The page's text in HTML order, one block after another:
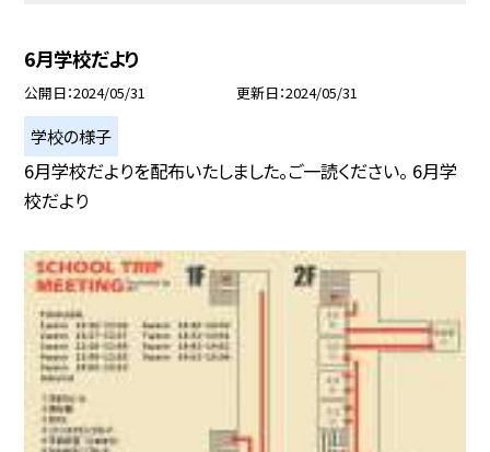
6月学校だより
公開日 2024/05/31 更新日 2024/05/31
学校の様子
6月学校だよりを配布いたしました。ご一読ください。 6月学
校だより